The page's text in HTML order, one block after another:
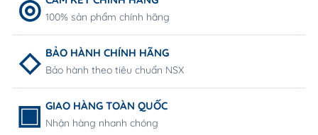
100% sản phẩm chính hãng
BẢO HÀNH CHÍNH HÃNG
Bảo hành theo tiêu chuẩn NSX
GIAO HÀNG TOÀN QUỐC
Nhận hàng nhanh chóng